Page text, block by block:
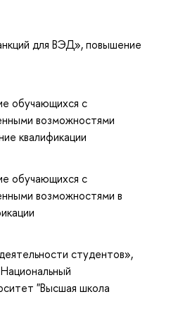
для ВЭД», повышение
обучающихся с
возможностями
квалификации
обучающихся с
возможностями в
студентов»,
"Высшая школа